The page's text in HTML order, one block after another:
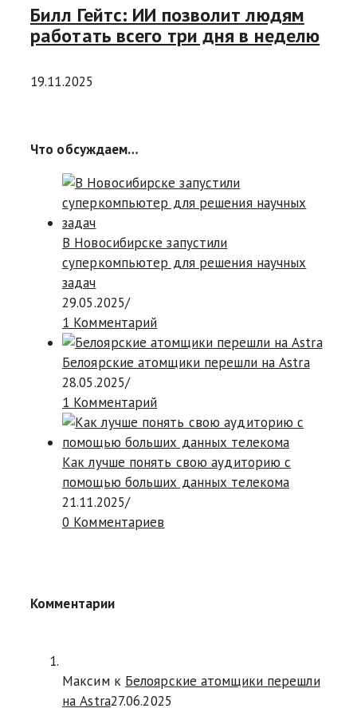
Билл Гейтс: ИИ позволит людям
работать всего три дня в неделю
19.11.2025
Что обсуждаем…
В Новосибирске запустили
суперкомпьютер для решения научных
задач
29.05.2025/
1 Комментарий
Белоярские атомщики перешли на Astra
28.05.2025/
1 Комментарий
Как лучше понять свою аудиторию с
помощью больших данных телекома
21.11.2025/
0 Комментариев
Комментарии
Максим к Белоярские атомщики перешли
на Astra27.06.2025